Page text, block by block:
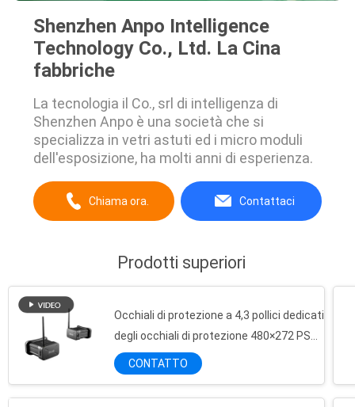
Shenzhen Anpo Intelligence
Technology Co., Ltd. La Cina
fabbriche
La tecnologia il Co., srl di intelligenza di
Shenzhen Anpo è una società che si
specializza in vetri astuti ed i micro moduli
dell'esposizione, ha molti anni di esperienza.
Chiama ora. Contattaci
Prodotti superiori
Occhiali di protezione a 4,3 pollici dedicati
degli occhiali di protezione 480×272 PSP
5.8G FPV del fuco della corsa FPV
CONTATTO